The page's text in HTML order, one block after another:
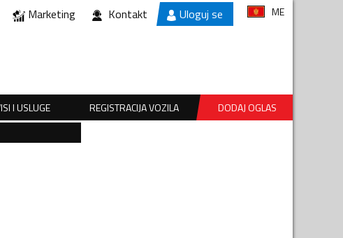
Marketing Kontakt Uloguj se ME
I USLUGE REGISTRACIJA VOZILA
DODAJ OGLAS